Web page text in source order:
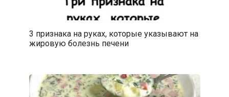
3 признака на руках, которые указывают на
жировую болезнь печени